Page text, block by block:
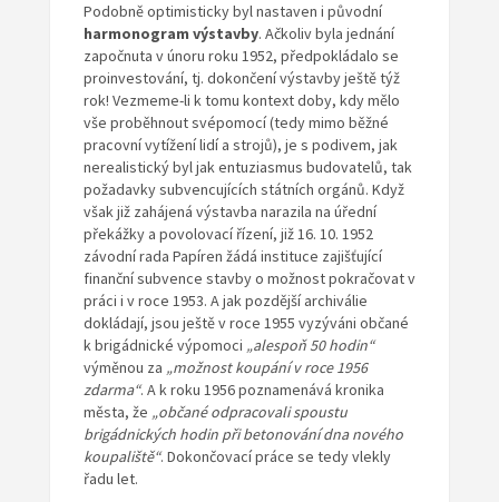
Podobně optimisticky byl nastaven i původní
harmonogram výstavby. Ačkoliv byla jednání
započnuta v únoru roku 1952, předpokládalo se
proinvestování, tj. dokončení výstavby ještě týž
rok! Vezmeme-li k tomu kontext doby, kdy mělo
vše proběhnout svépomocí (tedy mimo běžné
pracovní vytížení lidí a strojů), je s podivem, jak
nerealistický byl jak entuziasmus budovatelů, tak
požadavky subvencujících státních orgánů. Když
však již zahájená výstavba narazila na úřední
překážky a povolovací řízení, již 16. 10. 1952
závodní rada Papíren žádá instituce zajišťující
finanční subvence stavby o možnost pokračovat v
práci i v roce 1953. A jak pozdější archiválie
dokládají, jsou ještě v roce 1955 vyzýváni občané
k brigádnické výpomoci „alespoň 50 hodin“
výměnou za „možnost koupání v roce 1956
zdarma“. A k roku 1956 poznamenává kronika
města, že „občané odpracovalispoustu
brigádnických hodin při betonování dna nového
koupaliště“. Dokončovací práce se tedy vlekly
řadu let.